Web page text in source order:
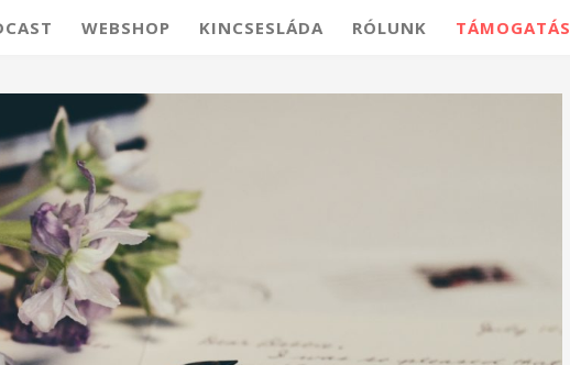
WEBSHOP KINCSESLÁDA RÓLUNK TÁMOGATÁS